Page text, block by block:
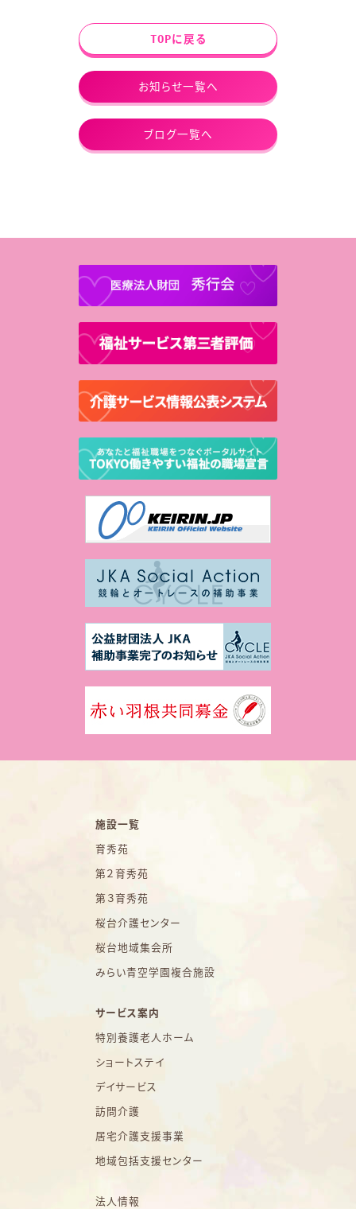
TOPに戻る
お知らせ一覧へ
ブログ一覧へ
施設一覧
育秀苑
第２育秀苑
第３育秀苑
桜台介護センター
桜台地域集会所
みらい青空学園複合施設
サービス案内
特別養護老人ホーム
ショートステイ
デイサービス
訪問介護
居宅介護支援事業
地域包括支援センター
法人情報